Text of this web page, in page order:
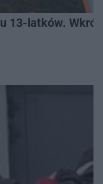
13-latków.